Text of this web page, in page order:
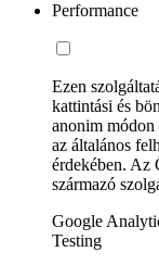
Performance
Ezen
kattintási és
anonim
az általános
érdekében. Az
származó
Google
Testing